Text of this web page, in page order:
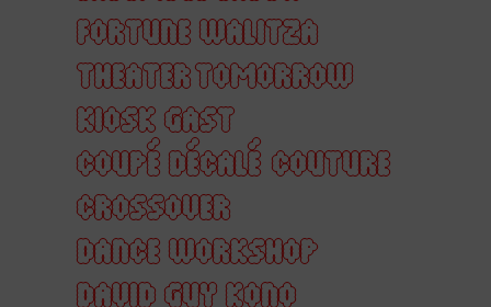
FORTUNE WALITZA
THEATER TOMORROW
KIOSK GAST
COUPÉ DÉCALÉ COUTURE
CROSSOVER
DANCE WORKSHOP
DAVID GUY KONO